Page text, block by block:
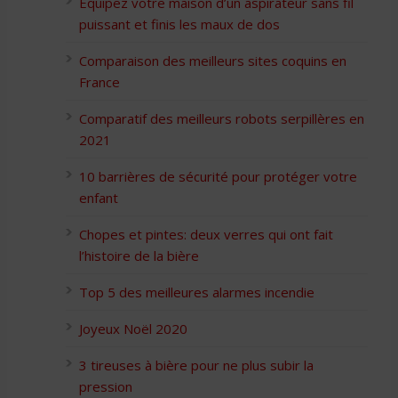
puissant et finis les maux de dos
Comparaison des meilleurs sites coquins en
France
Comparatif des meilleurs robots serpillères en
2021
10 barrières de sécurité pour protéger votre
enfant
Chopes et pintes: deux verres qui ont fait
l’histoire de la bière
Top 5 des meilleures alarmes incendie
Joyeux Noël 2020
3 tireuses à bière pour ne plus subir la
pression